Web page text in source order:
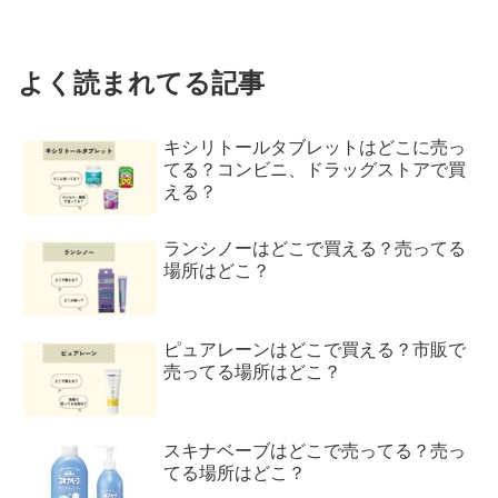
よく読まれてる記事
キシリトールタブレットはどこに売っ
てる？コンビニ、ドラッグストアで買
える？
ランシノーはどこで買える？売ってる
場所はどこ？
ピュアレーンはどこで買える？市販で
売ってる場所はどこ？
スキナベーブはどこで売ってる？売っ
てる場所はどこ？